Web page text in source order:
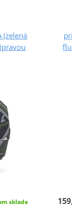
(zelená
sklade